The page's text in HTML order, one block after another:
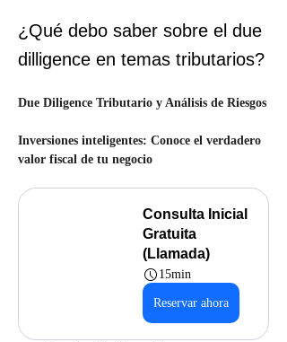
¿Qué debo saber sobre el due
dilligence en temas tributarios?
Due Diligence Tributario y Análisis de Riesgos
Inversiones inteligentes: Conoce el verdadero
valor fiscal de tu negocio
Consulta Inicial
Gratuita
(Llamada)
15min
Reservar ahora